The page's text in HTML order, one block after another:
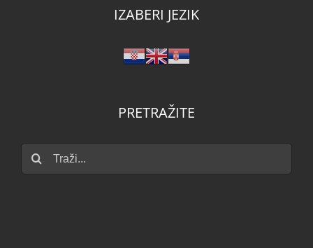
IZABERI JEZIK
PRETRAŽITE
Traži...